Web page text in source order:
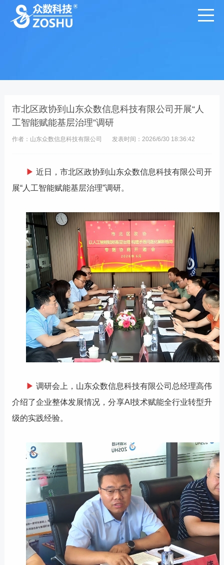
市北区政协到山东众数信息科技有限公司开展“人
工智能赋能基层治理”调研
作者：山东众数信息科技有限公司 发表时间：2026/6/30 18:36:42
▶ 近日，市北区政协到山东众数信息科技有限公司开
展“人工智能赋能基层治理”调研。
▶ 调研会上，山东众数信息科技有限公司总经理高伟
介绍了企业整体发展情况，分享AI技术赋能全行业转型升
级的实践经验。